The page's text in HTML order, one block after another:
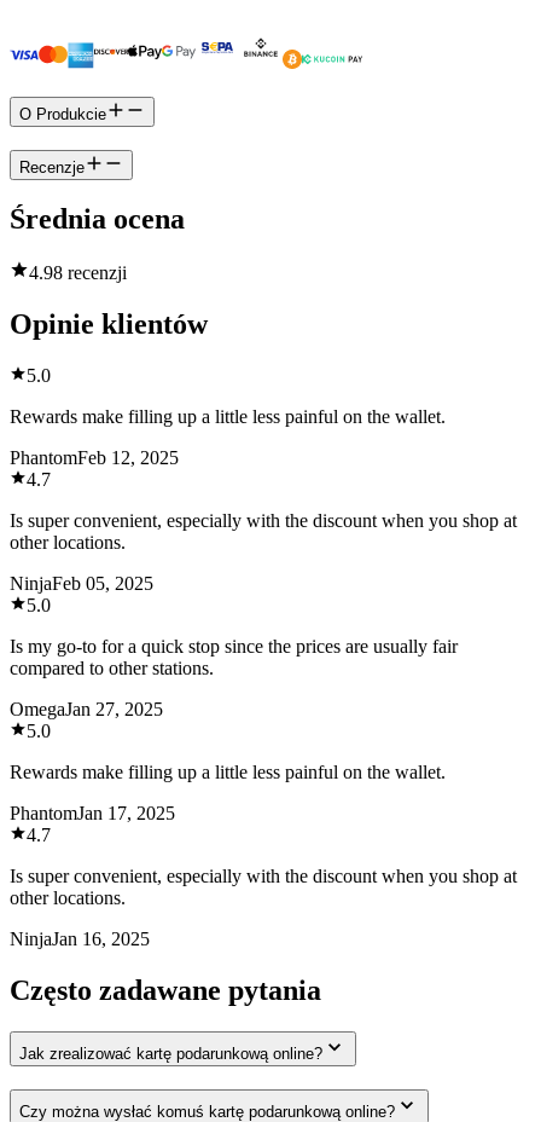
O Produkcie
Recenzje
Średnia ocena
4.98 recenzji
Opinie klientów
5.0
Rewards make filling up a little less painful on the wallet.
PhantomFeb 12, 2025
4.7
Is super convenient, especially with the discount when you shop at
other locations.
NinjaFeb 05, 2025
5.0
Is my go-to for a quick stop since the prices are usually fair
compared to other stations.
OmegaJan 27, 2025
5.0
Rewards make filling up a little less painful on the wallet.
PhantomJan 17, 2025
4.7
Is super convenient, especially with the discount when you shop at
other locations.
NinjaJan 16, 2025
Często zadawane pytania
Jak zrealizować kartę podarunkową online?
Czy można wysłać komuś kartę podarunkową online?